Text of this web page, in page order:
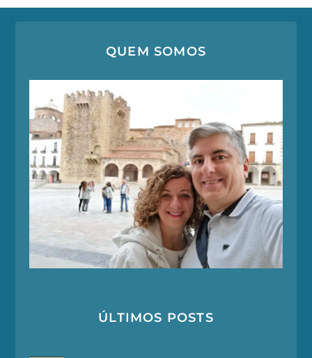
QUEM SOMOS
ÚLTIMOS POSTS